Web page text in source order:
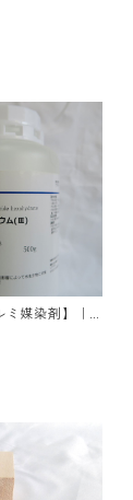
ミ媒染剤】｜5
化アルミニ